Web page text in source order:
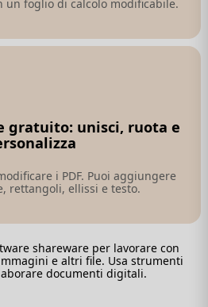
un foglio di calcolo modificabile.
gratuito: unisci, ruota e
i PDF. Puoi aggiungere
rettangoli, ellissi e testo.
shareware per lavorare con
e altri file. Usa strumenti
documenti digitali.